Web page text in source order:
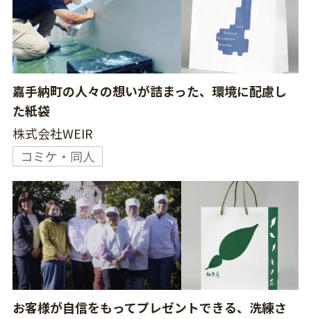
嘉手納町の人々の想いが詰まった、環境に配慮し
た紙袋
株式会社WEIR
コミケ・同人
お客様が自信をもってプレゼントできる、洗練さ